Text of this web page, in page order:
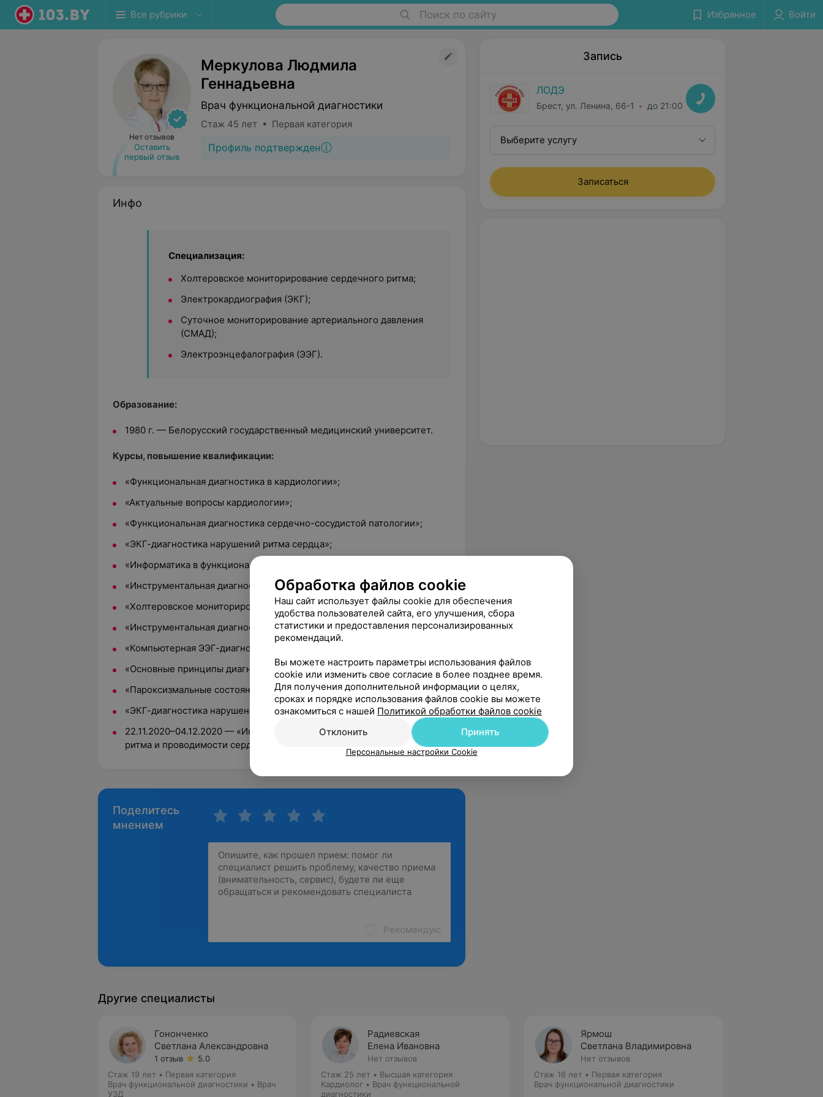
Все рубрики Поиск по сайту Избранное Войти
Нет отзывов
Оставить
первый отзыв
Меркулова Людмила
Геннадьевна
Врач функциональной диагностики
Стаж 45 лет • Первая категория
Профиль подтвержден
Инфо
Специализация:
Холтеровское мониторирование сердечного ритма;
Электрокардиография (ЭКГ);
Суточное мониторирование артериального давления
(СМАД);
Электроэнцефалография (ЭЭГ).
Образование:
1980 г. — Белорусский государственный медицинский университет.
Курсы, повышение квалификации:
«Функциональная диагностика в кардиологии»;
«Актуальные вопросы кардиологии»;
«Функциональная диагностика сердечно-сосудистой патологии»;
«ЭКГ-диагностика нарушений ритма сердца»;
«Информатика в функциональной диагностике»;
«Инструментальная диагностика нарушений ритма и проводимости»;
«Холтеровское мониторирование»;
«Инструментальная диагностика нарушений ритма и проводимости»;
«Компьютерная ЭЭГ-диагностика в психоневрологической практике»;
«Основные принципы диагностики и лечения эпилепсии»;
«Пароксизмальные состояния в неврологии»;
«ЭКГ-диагностика нарушений ритма и проводимости»;
22.11.2020–04.12.2020 — «Инструментальная диагностика нарушений
ритма и проводимости сердца», ГУО «БелМАПО».
Поделитесь
мнением
Рекомендую
Запись
ЛОДЭ
Брест, ул. Ленина, 66-1 до 21:00
Выберите услугу
Записаться
Другие специалисты
Гононченко
Светлана Александровна
1 отзыв
5.0
Стаж 19 лет • Первая категория
Врач функциональной диагностики • Врач
УЗД
Радиевская
Елена Ивановна
Нет отзывов
Стаж 25 лет • Высшая категория
Кардиолог • Врач функциональной
диагностики
Ярмош
Светлана Владимировна
Нет отзывов
Стаж 16 лет • Первая категория
Врач функциональной диагностики
Обработка файлов cookie
Наш сайт использует файлы cookie для обеспечения
удобства пользователей сайта, его улучшения, сбора
статистики и предоставления персонализированных
рекомендаций.
Вы можете настроить параметры использования файлов
cookie или изменить свое согласие в более позднее время.
Для получения дополнительной информации о целях,
сроках и порядке использования файлов cookie вы можете
ознакомиться с нашей Политикой обработки файлов cookie
Отклонить
Принять
Персональные настройки Cookie